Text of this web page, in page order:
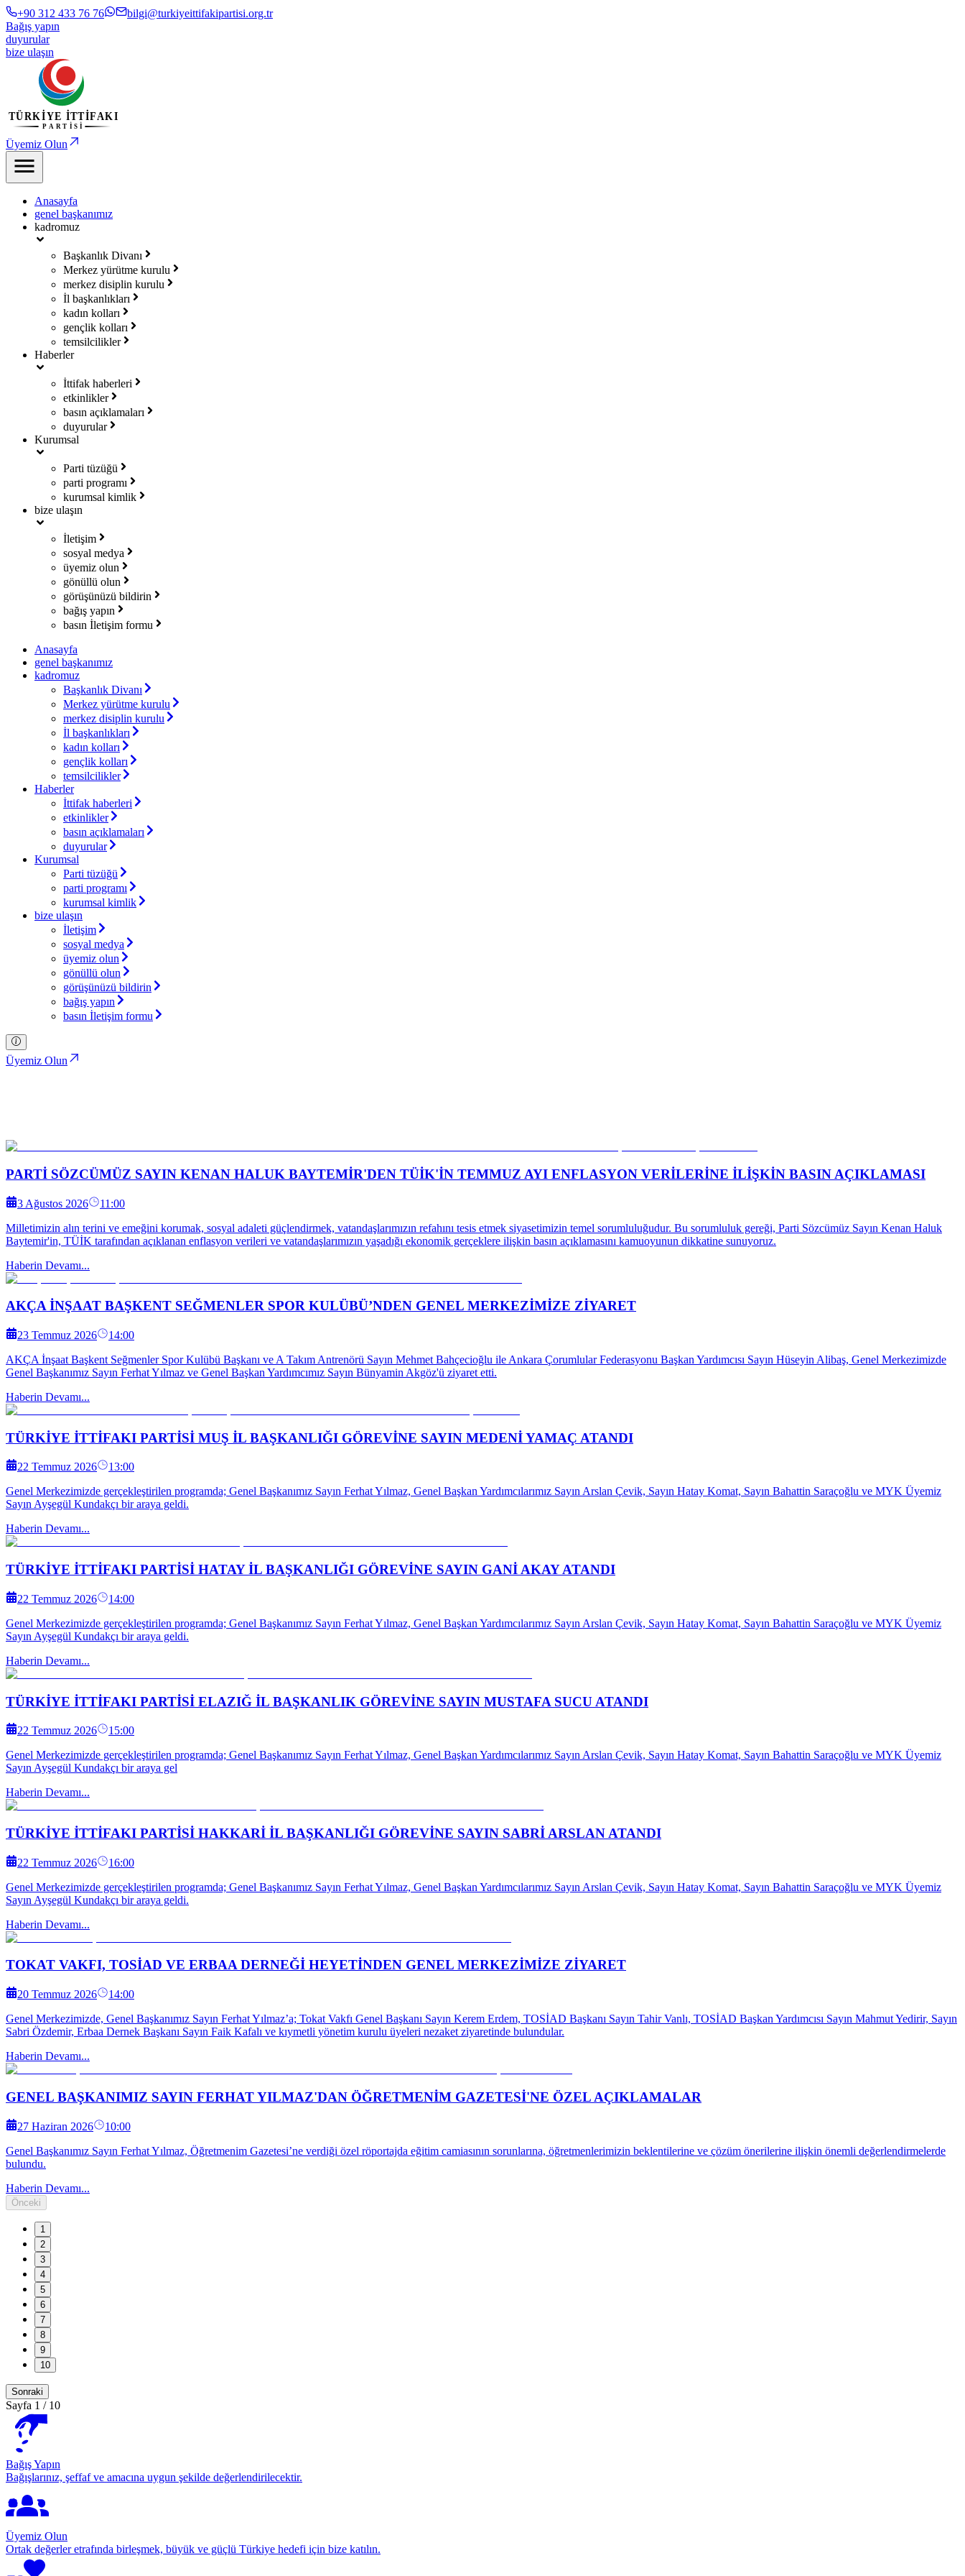
+90 312 433 76 76
bilgi@turkiyeittifakipartisi.org.tr
Bağış yapın
duyurular
bize ulaşın
Üyemiz Olun
Anasayfa
genel başkanımız
kadromuz
Başkanlık Divanı
Merkez yürütme kurulu
merkez disiplin kurulu
İl başkanlıkları
kadın kolları
gençlik kolları
temsilcilikler
Haberler
İttifak haberleri
etkinlikler
basın açıklamaları
duyurular
Kurumsal
Parti tüzüğü
parti programı
kurumsal kimlik
bize ulaşın
İletişim
sosyal medya
üyemiz olun
gönüllü olun
görüşünüzü bildirin
bağış yapın
basın İletişim formu
Anasayfa
genel başkanımız
kadromuz
Başkanlık Divanı
Merkez yürütme kurulu
merkez disiplin kurulu
İl başkanlıkları
kadın kolları
gençlik kolları
temsilcilikler
Haberler
İttifak haberleri
etkinlikler
basın açıklamaları
duyurular
Kurumsal
Parti tüzüğü
parti programı
kurumsal kimlik
bize ulaşın
İletişim
sosyal medya
üyemiz olun
gönüllü olun
görüşünüzü bildirin
bağış yapın
basın İletişim formu
Üyemiz Olun
PARTİ SÖZCÜMÜZ SAYIN KENAN HALUK BAYTEMİR'DEN TÜİK'İN TEMMUZ AYI ENFLASYON VERİLERİNE İLİŞKİN BASIN AÇIKLAMASI
3 Ağustos 2026
11:00
Milletimizin alın terini ve emeğini korumak, sosyal adaleti güçlendirmek, vatandaşlarımızın refahını tesis etmek siyasetimizin temel sorumluluğudur. Bu sorumluluk gereği, Parti Sözcümüz Sayın Kenan Haluk
Baytemir'in, TÜİK tarafından açıklanan enflasyon verileri ve vatandaşlarımızın yaşadığı ekonomik gerçeklere ilişkin basın açıklamasını kamuoyunun dikkatine sunuyoruz.
Haberin Devamı...
AKÇA İNŞAAT BAŞKENT SEĞMENLER SPOR KULÜBÜ’NDEN GENEL MERKEZİMİZE ZİYARET
23 Temmuz 2026
14:00
AKÇA İnşaat Başkent Seğmenler Spor Kulübü Başkanı ve A Takım Antrenörü Sayın Mehmet Bahçecioğlu ile Ankara Çorumlular Federasyonu Başkan Yardımcısı Sayın Hüseyin Alibaş, Genel Merkezimizde
Genel Başkanımız Sayın Ferhat Yılmaz ve Genel Başkan Yardımcımız Sayın Bünyamin Akgöz'ü ziyaret etti.
Haberin Devamı...
TÜRKİYE İTTİFAKI PARTİSİ MUŞ İL BAŞKANLIĞI GÖREVİNE SAYIN MEDENİ YAMAÇ ATANDI
22 Temmuz 2026
13:00
Genel Merkezimizde gerçekleştirilen programda; Genel Başkanımız Sayın Ferhat Yılmaz, Genel Başkan Yardımcılarımız Sayın Arslan Çevik, Sayın Hatay Komat, Sayın Bahattin Saraçoğlu ve MYK Üyemiz
Sayın Ayşegül Kundakçı bir araya geldi.
Haberin Devamı...
TÜRKİYE İTTİFAKI PARTİSİ HATAY İL BAŞKANLIĞI GÖREVİNE SAYIN GANİ AKAY ATANDI
22 Temmuz 2026
14:00
Genel Merkezimizde gerçekleştirilen programda; Genel Başkanımız Sayın Ferhat Yılmaz, Genel Başkan Yardımcılarımız Sayın Arslan Çevik, Sayın Hatay Komat, Sayın Bahattin Saraçoğlu ve MYK Üyemiz
Sayın Ayşegül Kundakçı bir araya geldi.
Haberin Devamı...
TÜRKİYE İTTİFAKI PARTİSİ ELAZIĞ İL BAŞKANLIK GÖREVİNE SAYIN MUSTAFA SUCU ATANDI
22 Temmuz 2026
15:00
Genel Merkezimizde gerçekleştirilen programda; Genel Başkanımız Sayın Ferhat Yılmaz, Genel Başkan Yardımcılarımız Sayın Arslan Çevik, Sayın Hatay Komat, Sayın Bahattin Saraçoğlu ve MYK Üyemiz
Sayın Ayşegül Kundakçı bir araya gel
Haberin Devamı...
TÜRKİYE İTTİFAKI PARTİSİ HAKKARİ İL BAŞKANLIĞI GÖREVİNE SAYIN SABRİ ARSLAN ATANDI
22 Temmuz 2026
16:00
Genel Merkezimizde gerçekleştirilen programda; Genel Başkanımız Sayın Ferhat Yılmaz, Genel Başkan Yardımcılarımız Sayın Arslan Çevik, Sayın Hatay Komat, Sayın Bahattin Saraçoğlu ve MYK Üyemiz
Sayın Ayşegül Kundakçı bir araya geldi.
Haberin Devamı...
TOKAT VAKFI, TOSİAD VE ERBAA DERNEĞİ HEYETİNDEN GENEL MERKEZİMİZE ZİYARET
20 Temmuz 2026
14:00
Genel Merkezimizde, Genel Başkanımız Sayın Ferhat Yılmaz’a; Tokat Vakfı Genel Başkanı Sayın Kerem Erdem, TOSİAD Başkanı Sayın Tahir Vanlı, TOSİAD Başkan Yardımcısı Sayın Mahmut Yedirir, Sayın
Sabri Özdemir, Erbaa Dernek Başkanı Sayın Faik Kafalı ve kıymetli yönetim kurulu üyeleri nezaket ziyaretinde bulundular.
Haberin Devamı...
GENEL BAŞKANIMIZ SAYIN FERHAT YILMAZ'DAN ÖĞRETMENİM GAZETESİ'NE ÖZEL AÇIKLAMALAR
27 Haziran 2026
10:00
Genel Başkanımız Sayın Ferhat Yılmaz, Öğretmenim Gazetesi’ne verdiği özel röportajda eğitim camiasının sorunlarına, öğretmenlerimizin beklentilerine ve çözüm önerilerine ilişkin önemli değerlendirmelerde
bulundu.
Haberin Devamı...
Önceki
1
2
3
4
5
6
7
8
9
10
Sonraki
Sayfa 1 / 10
Bağış Yapın
Bağışlarınız, şeffaf ve amacına uygun şekilde değerlendirilecektir.
Üyemiz Olun
Ortak değerler etrafında birleşmek, büyük ve güçlü Türkiye hedefi için bize katılın.